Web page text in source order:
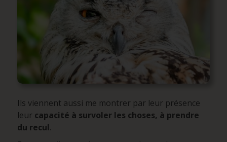
Ils viennent aussi me montrer par leur présence
leur capacité à survoler les choses, à prendre
du recul.